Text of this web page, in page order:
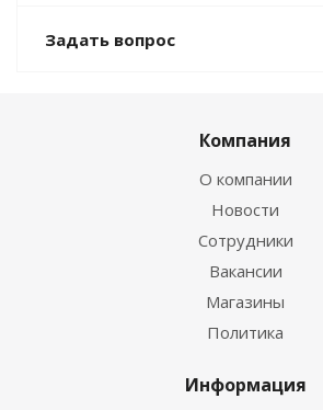
Задать вопрос
Компания
О компании
Новости
Сотрудники
Вакансии
Магазины
Политика
Информация